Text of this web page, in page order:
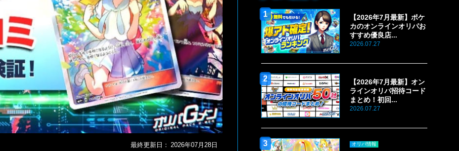
最終更新日： 2026年07月28日
【2026年7月最新】ポケ
カのオンラインオリパお
すすめ優良店...
2026.07.27
【2026年7月最新】オン
ラインオリパ招待コード
まとめ！初回...
2026.07.27
オリパ情報